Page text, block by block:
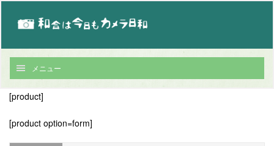
メニュー
[product]
[product option=form]